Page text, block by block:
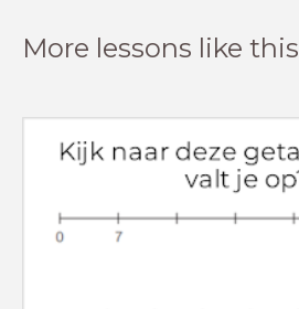
More lessons like this